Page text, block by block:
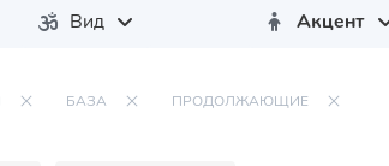
Вид Акцент
БАЗА ПРОДОЛЖАЮЩИЕ